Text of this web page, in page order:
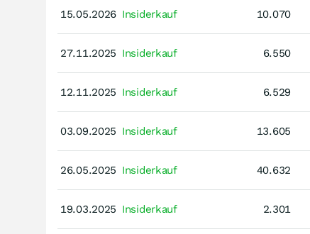
15.05.2026
27.11.2025
12.11.2025
03.09.2025
26.05.2025
19.03.2025
15.05.2026 Insiderkauf 10.070
27.11.2025 Insiderkauf 6.550
12.11.2025 Insiderkauf 6.529
03.09.2025 Insiderkauf 13.605
26.05.2025 Insiderkauf 40.632
19.03.2025 Insiderkauf 2.301